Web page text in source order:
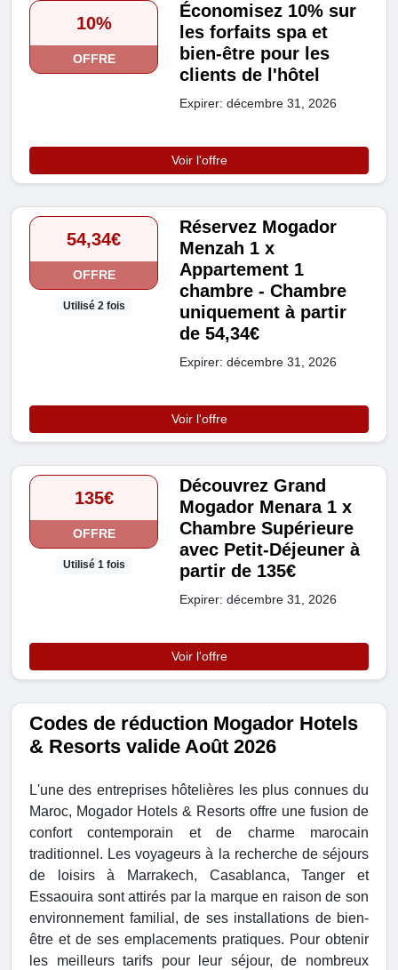
10%
OFFRE
Économisez 10% sur
les forfaits spa et
bien-être pour les
clients de l'hôtel
Expirer: décembre 31, 2026
Voir l'offre
54,34€
OFFRE
Utilisé 2 fois
Réservez Mogador
Menzah 1 x
Appartement 1
chambre - Chambre
uniquement à partir
de 54,34€
Expirer: décembre 31, 2026
Voir l'offre
135€
OFFRE
Utilisé 1 fois
Découvrez Grand
Mogador Menara 1 x
Chambre Supérieure
avec Petit-Déjeuner à
partir de 135€
Expirer: décembre 31, 2026
Voir l'offre
Codes de réduction Mogador Hotels
& Resorts valide Août 2026
L'une des entreprises hôtelières les plus connues du
Maroc, Mogador Hotels & Resorts offre une fusion de
confort contemporain et de charme marocain
traditionnel. Les voyageurs à la recherche de séjours
de loisirs à Marrakech, Casablanca, Tanger et
Essaouira sont attirés par la marque en raison de son
environnement familial, de ses installations de bien-
être et de ses emplacements pratiques. Pour obtenir
les meilleurs tarifs pour leur séjour, de nombreux